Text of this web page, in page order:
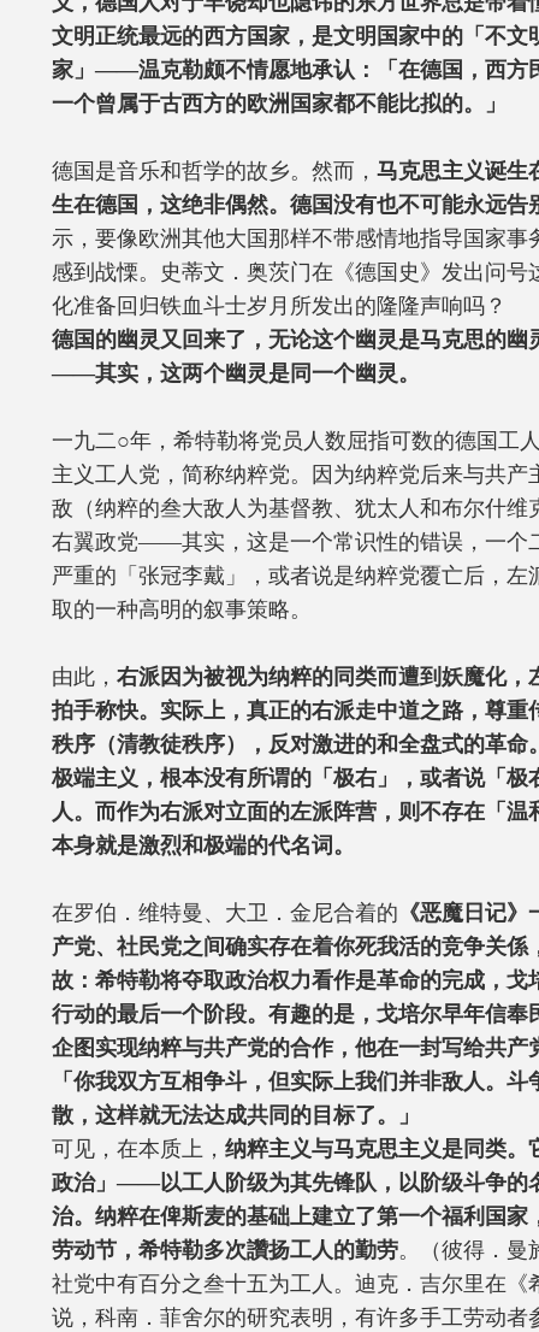
文明正统最远的西方国家，是文明国家中的「不文
家」——温克勒颇不情愿地承认：「在德国，西方
一个曾属于古西方的欧洲国家都不能比拟的。」
德国是音乐和哲学的故乡。然而， 马克思主义诞生
生在德国，这绝非偶然。德国没有也不可能永远告
示，要像欧洲其他大国那样不带感情地指导国家事
感到战慄。史蒂文．奥茨门在《德国史》发出问号
化准备回归铁血斗士岁月所发出的隆隆声响吗？
德国的幽灵又回来了，无论这个幽灵是马克思的幽
——其实，这两个幽灵是同一个幽灵。
一九二○年，希特勒将党员人数屈指可数的德国工
主义工人党，简称纳粹党。因为纳粹党后来与共产
敌（纳粹的叁大敌人为基督教、犹太人和布尔什维
右翼政党——其实，这是一个常识性的错误，一个
严重的「张冠李戴」，或者说是纳粹党覆亡后，左
取的一种高明的叙事策略。
由此， 右派因为被视为纳粹的同类而遭到妖魔化，
拍手称快。实际上，真正的右派走中道之路，尊重
秩序（清教徒秩序），反对激进的和全盘式的革命
极端主义，根本没有所谓的「极右」，或者说「极
人。而作为右派对立面的左派阵营，则不存在「温
本身就是激烈和极端的代名词。
在罗伯．维特曼、大卫．金尼合着的 《恶魔日记
产党、社民党之间确实存在着你死我活的竞争关係
故：希特勒将夺取政治权力看作是革命的完成，戈
行动的最后一个阶段。有趣的是，戈培尔早年信奉
企图实现纳粹与共产党的合作，他在一封写给共产
「你我双方互相争斗，但实际上我们并非敌人。
散，这样就无法达成共同的目标了。」
可见，在本质上， 纳粹主义与马克思主义是同类。
政治」——以工人阶级为其先锋队，以阶级斗争的
治。纳粹在俾斯麦的基础上建立了第一个福利国家
劳动节，希特勒多次讚扬工人的勤劳。（彼得．曼
社党中有百分之叁十五为工人。迪克．吉尔里在《
说，科南．菲舍尔的研究表明，有许多手工劳动者